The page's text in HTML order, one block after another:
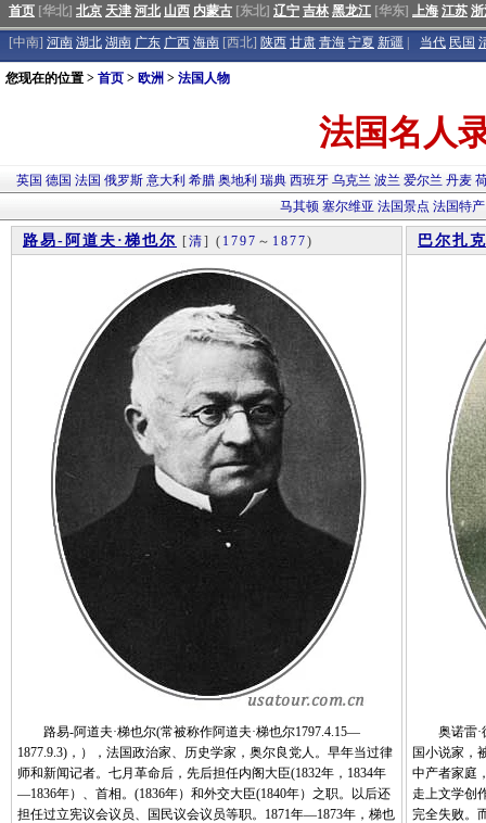
首页 [华北] 北京 天津 河北 山西 内蒙古 [东北] 辽宁 吉林 黑龙江 [华东] 上海 江苏
[中南] 河南 湖北 湖南 广东 广西 海南 [西北] 陕西 甘肃 青海 宁夏 新疆 当代 民国
您现在的位置 > 首页 > 欧洲 > 法国人物
法国名人
英国 德国 法国 俄罗斯 意大利 希腊 奥地利 瑞典 西班牙 乌克兰 波兰 爱尔兰 丹麦
马其顿 塞尔维亚 法国景点 法国特产
路易-阿道夫·梯也尔 [清] ( 1797 ～ 1877)
路易-阿道夫·梯也尔(常被称作阿道夫·梯也尔1797.4.15—
1877.9.3)，），法国政治家、历史学家，奥尔良党人。早年当过律
师和新闻记者。七月革命后，先后担任内阁大臣(1832年，1834年
—1836年）、首相。(1836年）和外交大臣(1840年）之职。以后还
担任过立宪议会议员、国民议会议员等职。1871年—1873年，梯也
巴尔扎克
奥诺雷·德
国小说家，
中产者家庭
走上文学创
完全失败。